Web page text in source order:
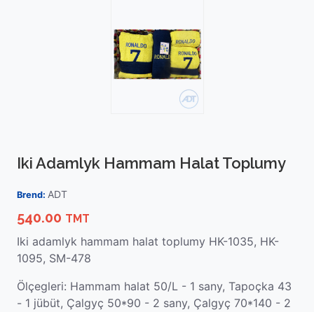
Iki Adamlyk Hammam Halat Toplumy
Brend: ADT
540.00 TMT
Iki adamlyk hammam halat toplumy HK-1035, HK-
1095, SM-478
Ölçegleri: Hammam halat 50/L - 1 sany, Tapoçka 43
- 1 jübüt, Çalgyç 50*90 - 2 sany, Çalgyç 70*140 - 2